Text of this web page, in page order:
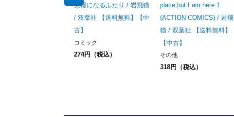
夫婦になるふたり / 岩飛猫
/ 双葉社 【送料無料】【中
古】
コミック
274円（税込）
place,but I am here 1
(ACTION COMICS) / 岩飛
猫 / 双葉社 【送料無料】
【中古】
その他
318円（税込）